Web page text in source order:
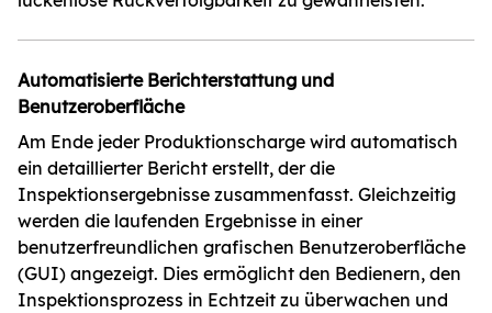
Automatisierte Berichterstattung und
Benutzeroberfläche
Am Ende jeder Produktionscharge wird automatisch
ein detaillierter Bericht erstellt, der die
Inspektionsergebnisse zusammenfasst. Gleichzeitig
werden die laufenden Ergebnisse in einer
benutzerfreundlichen grafischen Benutzeroberfläche
(GUI) angezeigt. Dies ermöglicht den Bedienern, den
Inspektionsprozess in Echtzeit zu überwachen und